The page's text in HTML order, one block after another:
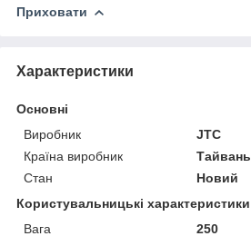
Приховати
Характеристики
Основні
Виробник
JTC
Країна виробник
Тайвань
Стан
Новий
Користувальницькі характеристики
Вага
250